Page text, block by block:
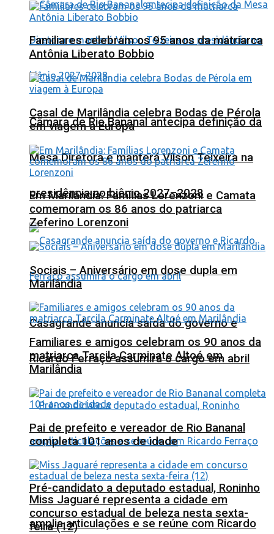
Câmara de Rio Bananal antecipa definição da
Mesa Diretora e manterá Vilson Teixeira na
presidência no biênio 2027–2028
Casagrande anuncia saída do governo e
Ricardo Ferraço assumirá o cargo em abril
Pré-candidato a deputado estadual, Roninho
amplia articulações e se reúne com Ricardo
Familiares celebram os 95 anos da matriarca
Antônia Liberato Bobbio
Casal de Marilândia celebra Bodas de Pérola
em viagem à Europa
Em Marilândia: Famílias Lorenzoni e Camata
comemoram os 86 anos do patriarca
Zeferino Lorenzoni
Sociais – Aniversário em dose dupla em
Marilândia
Familiares e amigos celebram os 90 anos da
matriarca Tarcila Carminate Altoé em
Marilândia
Pai de prefeito e vereador de Rio Bananal
completa 101 anos de idade
Miss Jaguaré representa a cidade em
concurso estadual de beleza nesta sexta-
feira (12)